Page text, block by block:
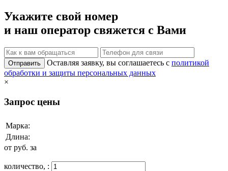
Укажите свой номер
и наш оператор свяжется с Вами
Отправить Оставляя заявку, вы соглашаетесь с политикой
обработки и защиты персональных данных
×
Запрос цены
Марка:
Длина:
от руб. за
количество, :